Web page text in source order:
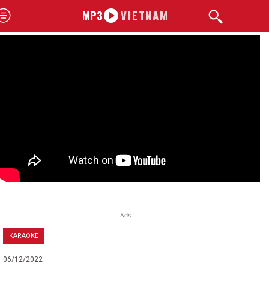
MP3 VIETNAM
Ads
KARAOKE
06/12/2022